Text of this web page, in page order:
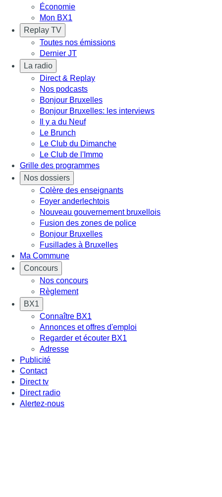
Économie
Mon BX1
Replay TV
Toutes nos émissions
Dernier JT
La radio
Direct & Replay
Nos podcasts
Bonjour Bruxelles
Bonjour Bruxelles: les interviews
Il y a du Neuf
Le Brunch
Le Club du Dimanche
Le Club de l'Immo
Grille des programmes
Nos dossiers
Colère des enseignants
Foyer anderlechtois
Nouveau gouvernement bruxellois
Fusion des zones de police
Bonjour Bruxelles
Fusillades à Bruxelles
Ma Commune
Concours
Nos concours
Règlement
BX1
Connaître BX1
Annonces et offres d'emploi
Regarder et écouter BX1
Adresse
Publicité
Contact
Direct tv
Direct radio
Alertez-nous